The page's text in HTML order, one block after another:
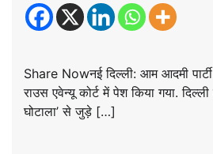
Share Nowनई दिल्‍ली: आम आदमी पार्टी
राउस एवेन्यू कोर्ट में पेश किया गया.
घोटाला’ से जुड़े […]